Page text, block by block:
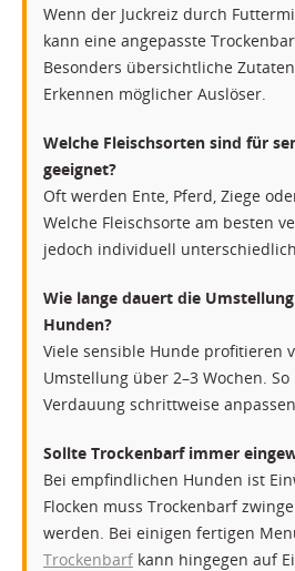
Wenn der Juckreiz durch
kann eine angepasste
Besonders übersichtliche
Erkennen möglicher Auslöser.
Welche Fleischsorten sind für
geeignet?
Oft werden Ente, Pferd, Ziege
Welche Fleischsorte am besten
jedoch individuell
Wie lange dauert die
Hunden?
Viele sensible Hunde profitieren
Umstellung über 2–3 Wochen.
Verdauung schrittweise
Sollte Trockenbarf immer
Bei empfindlichen Hunden ist
Flocken muss Trockenbarf
werden. Bei einigen fertigen
Trockenbarf kann hingegen auf